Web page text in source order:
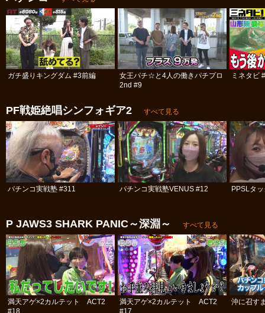
ガチ盛りキングダム #3前編
女王パチ☆と4人の働きパチプロ
2nd #9
ミネタビ
PF戦姫絶唱シンフォギア2 すべて見る
パチンコ実戦塾 #311 パチンコ実戦塾VENUS #12 PPSLタ
P JAWS3 SHARK PANIC～深淵～ すべて見る
満天アゲ×2カルテット ACT2
#18
満天アゲ×2カルテット ACT2
#17
沖に召す